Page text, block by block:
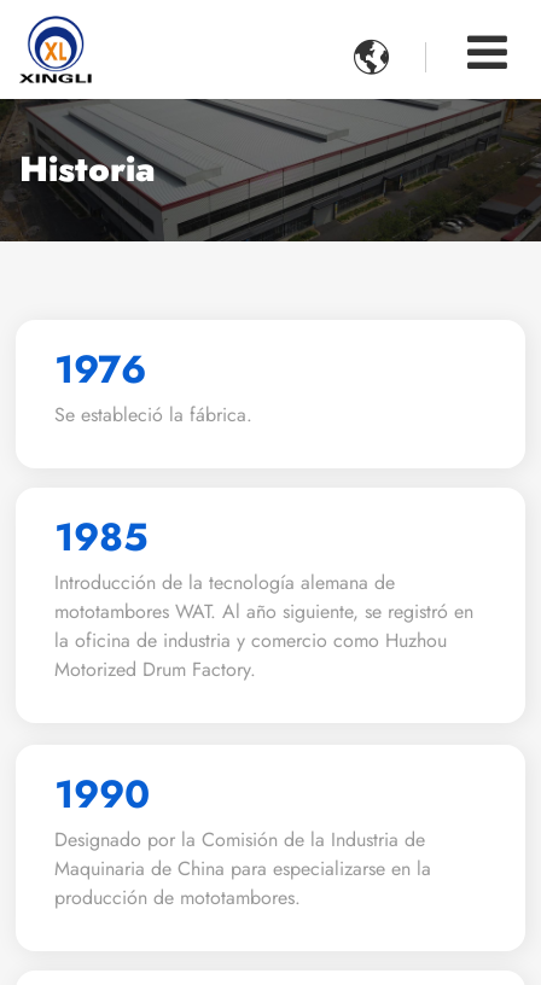

Historia
1976
Se estableció la fábrica.
1985
Introducción de la tecnología alemana de
mototambores WAT. Al año siguiente, se registró en
la oficina de industria y comercio como Huzhou
Motorized Drum Factory.
1990
Designado por la Comisión de la Industria de
Maquinaria de China para especializarse en la
producción de mototambores.